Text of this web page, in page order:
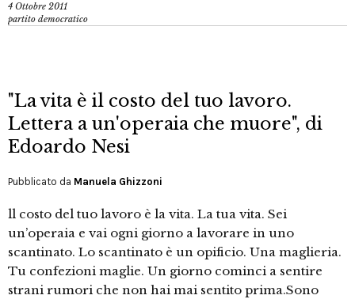
4 Ottobre 2011
partito democratico
"La vita è il costo del tuo lavoro.
Lettera a un'operaia che muore", di
Edoardo Nesi
Pubblicato da Manuela Ghizzoni
ll costo del tuo lavoro è la vita. La tua vita. Sei
un’operaia e vai ogni giorno a lavorare in uno
scantinato. Lo scantinato è un opificio. Una maglieria.
Tu confezioni maglie. Un giorno cominci a sentire
strani rumori che non hai mai sentito prima.Sono